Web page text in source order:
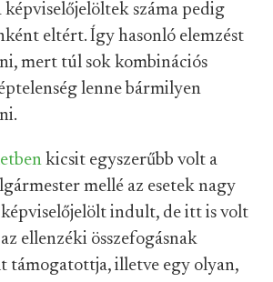
képviselőjelöltek száma pedig
eltért. Így hasonló elemzést
mert túl sok kombinációs
lenne bármilyen
kicsit egyszerűbb volt a
mellé az esetek nagy
indult, de itt is volt
ellenzéki összefogásnak
támogatottja, illetve egy olyan,